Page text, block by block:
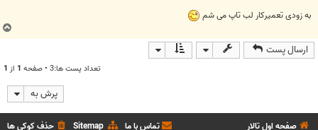
به زودی تعمیرکار لب تاپ می شم
ارسال پست
تعداد پست ها:3 • صفحه 1 از 1
پرش به
صفحه اول تالار حذف کوکی ها Sitemap تماس با ما